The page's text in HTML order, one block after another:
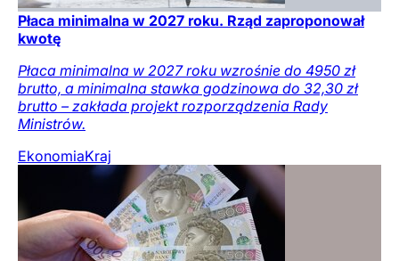
Płaca minimalna w 2027 roku. Rząd zaproponował
kwotę
Płaca minimalna w 2027 roku wzrośnie do 4950 zł
brutto, a minimalna stawka godzinowa do 32,30 zł
brutto – zakłada projekt rozporządzenia Rady
Ministrów.
EkonomiaKraj